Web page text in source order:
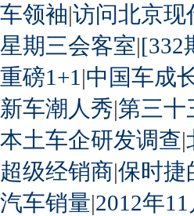
车领袖|访问北京现
星期三会客室|[332
重磅1+1 |中国车成
新车潮人秀|第三十
本土车企研发调查|
超级经销商|保时捷
汽车销量|2012年